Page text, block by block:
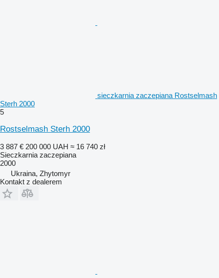
sieczkarnia zaczepiana Rostselmash
Sterh 2000
5
Rostselmash Sterh 2000
3 887 € 200 000 UAH ≈ 16 740 zł
Sieczkarnia zaczepiana
2000
Ukraina, Zhytomyr
Kontakt z dealerem